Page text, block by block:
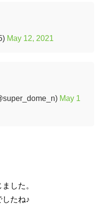
May 12, 2021
May 1
した。
たね♪